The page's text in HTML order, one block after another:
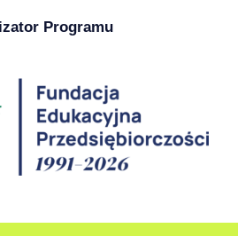
Programu